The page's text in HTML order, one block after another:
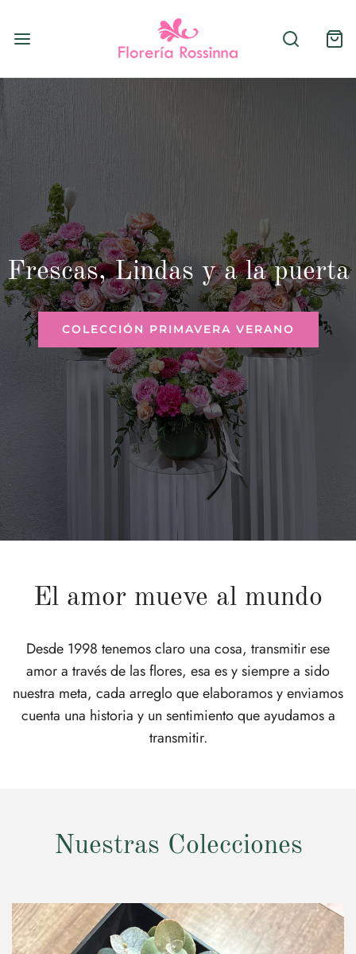
Frescas, Lindas y a la puerta
COLECCIÓN PRIMAVERA VERANO
El amor mueve al mundo
Desde 1998 tenemos claro una cosa, transmitir ese
amor a través de las flores, esa es y siempre a sido
nuestra meta, cada arreglo que elaboramos y enviamos
cuenta una historia y un sentimiento que ayudamos a
transmitir.
Nuestras Colecciones